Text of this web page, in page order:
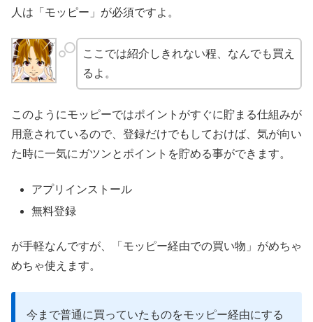
人は「モッピー」が必須ですよ。
ここでは紹介しきれない程、なんでも買え
るよ。
このようにモッピーではポイントがすぐに貯まる仕組みが
用意されているので、登録だけでもしておけば、気が向い
た時に一気にガツンとポイントを貯める事ができます。
アプリインストール
無料登録
が手軽なんですが、「モッピー経由での買い物」がめちゃ
めちゃ使えます。
今まで普通に買っていたものをモッピー経由にする